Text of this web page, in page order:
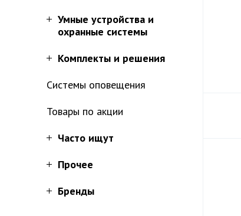
Умные устройства и
охранные системы
Комплекты и решения
Системы оповещения
Товары по акции
Часто ищут
Прочее
Бренды